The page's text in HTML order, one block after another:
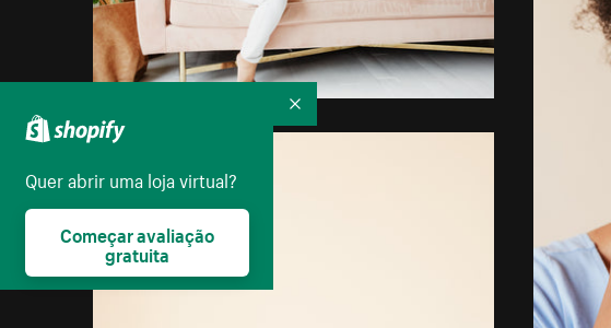
Quer abrir uma loja virtual?
Começar avaliação
gratuita
Recolher